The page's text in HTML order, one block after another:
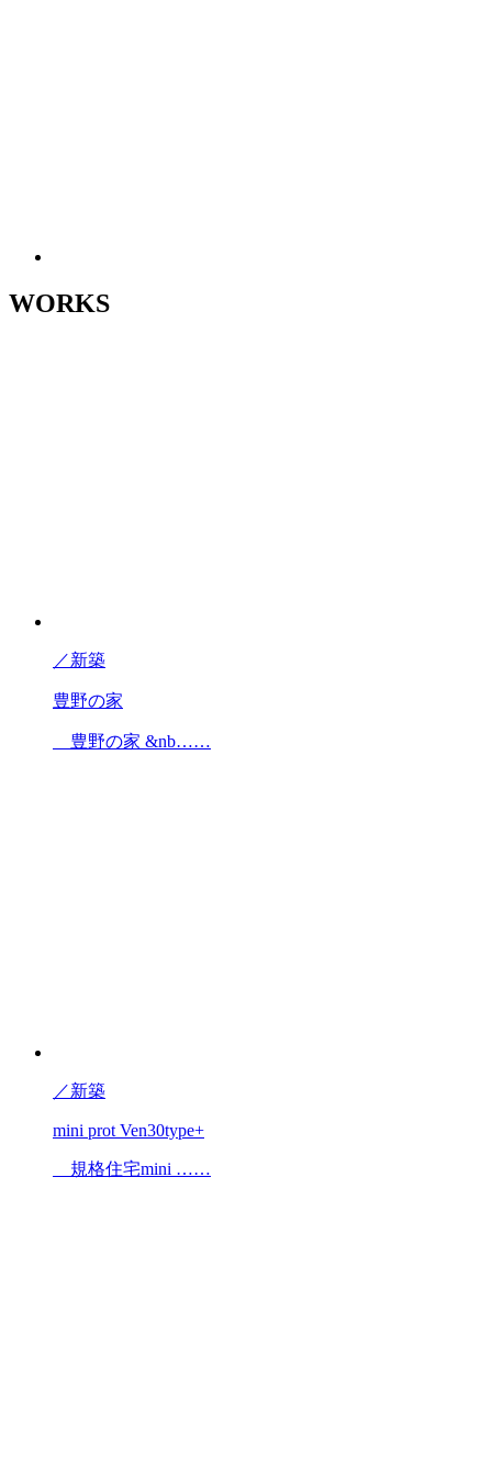
WORKS
／新築
豊野の家
豊野の家 &nb……
／新築
mini prot Ven30type+
規格住宅mini ……